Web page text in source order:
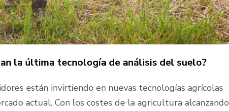
la última tecnología de análisis del suelo?
están invirtiendo en nuevas tecnologías agrícolas
actual. Con los costes de la agricultura alcanzando